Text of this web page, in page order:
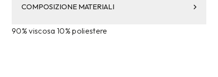
COMPOSIZIONE MATERIALI
90% viscosa 10% poliestere